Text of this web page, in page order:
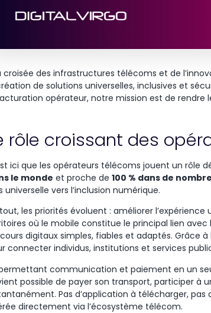
croisée des infrastructures télécoms et de
de solutions universelles, inclusives et
opérateur, notre mission est de rendre
rôle croissant des
ici que les opérateurs télécoms jouent un rôle
le monde et proche de 100 % dans de
universelle vers l’inclusion numérique.
les priorités évoluent : améliorer
où le mobile constitue le principal lien avec
digitaux simples, fiables et adaptés. Grâce
connecter individus, institutions et services
communication et paiement en un
possible de payer son transport, participer à
Pas d’application à télécharger,
directement via l’écosystème télécom.